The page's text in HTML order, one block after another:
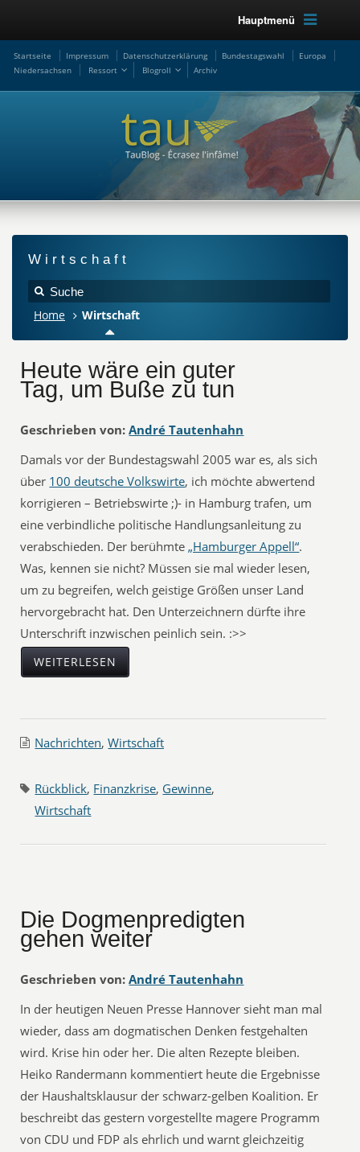
Hauptmenü
Startseite Impressum Datenschutzerklärung Bundestagswahl
Europa
Niedersachsen
Ressort Blogroll Archiv
Wirtschaft
Home Wirtschaft
Heute wäre ein guter
Tag, um Buße zu tun
Geschrieben von: André Tautenhahn
Damals vor der Bundestagswahl 2005 war es, als sich
über 100 deutsche Volkswirte, ich möchte abwertend
korrigieren – Betriebswirte ;)- in Hamburg trafen, um
eine verbindliche politische Handlungsanleitung zu
verabschieden. Der berühmte„Hamburger Appell“.
Was, kennen sie nicht? Müssen sie mal wieder lesen,
um zu begreifen, welch geistige Größen unser Land
hervorgebracht hat. Den Unterzeichnern dürfte ihre
Unterschrift inzwischen peinlich sein. :>>
WEITERLESEN
Nachrichten,Wirtschaft
Rückblick, Finanzkrise, Gewinne,
Wirtschaft
Die Dogmenpredigten
gehen weiter
Geschrieben von: André Tautenhahn
In der heutigen Neuen Presse Hannover sieht man mal
wieder, dass am dogmatischen Denken festgehalten
wird. Krise hin oder her. Die alten Rezepte bleiben.
Heiko Randermann kommentiert heute die Ergebnisse
der Haushaltsklausur der schwarz-gelben Koalition. Er
beschreibt das gestern vorgestellte magere Programm
von CDU und FDP als ehrlich und warnt gleichzeitig